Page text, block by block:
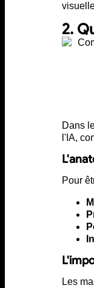
2.
Dans
l'IA,
Pour
Les